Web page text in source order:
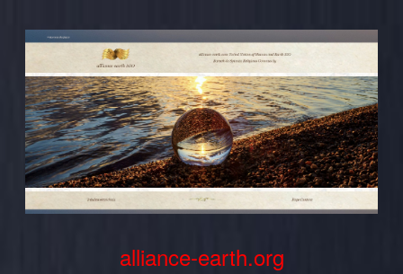
alliance-earth.org